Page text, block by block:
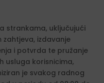
strankama, uključujući
zahtjeva, izdavanje
i potvrda te pružanje
usluga korisnicima,
je svakog radnog